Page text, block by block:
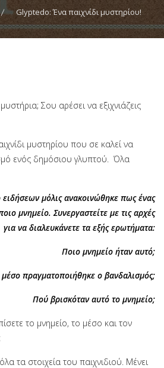
Glyptedo: Ένα παιχνίδι μυστηρίου!
Σου αρέσει να εξιχνιάζεις
μυστηρίου που σε καλεί να
ενός δημόσιου γλυπτού. Όλα
ειδήσεων μόλις ανακοινώθηκε πως ένας
μνημείο. Συνεργαστείτε με τις αρχές
για να διαλευκάνετε τα εξής ερωτήματα:
Ποιο μνημείο ήταν αυτό;
πραγματοποιήθηκε ο βανδαλισμός;
Πού βρισκόταν αυτό το μνημείο;
το μνημείο, το μέσο και τον
τα στοιχεία του παιχνιδιού. Μένει